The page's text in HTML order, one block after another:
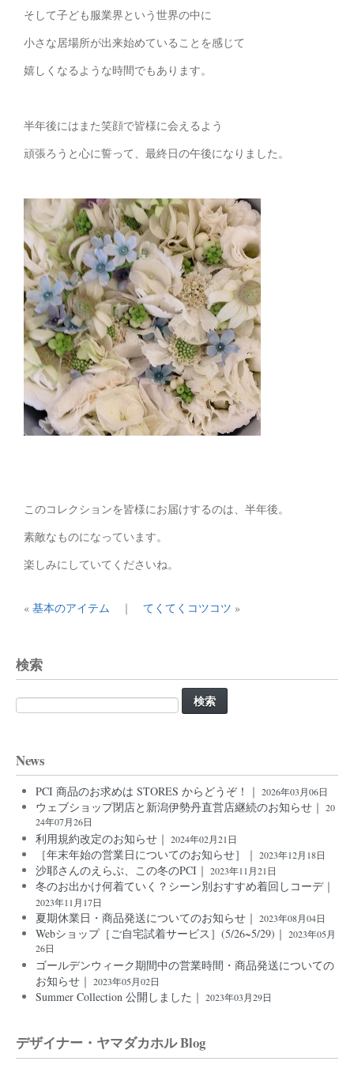
そして子ども服業界という世界の中に
小さな居場所が出来始めていることを感じて
嬉しくなるような時間でもあります。
半年後にはまた笑顔で皆様に会えるよう
頑張ろうと心に誓って、最終日の午後になりました。
このコレクションを皆様にお届けするのは、半年後。
素敵なものになっています。
楽しみにしていてくださいね。
« 基本のアイテム ｜ てくてくコツコツ »
検索
検
索:
News
PCI 商品のお求めは STORES からどうぞ！｜ 2026年03月06日
ウェブショップ閉店と新潟伊勢丹直営店継続のお知らせ｜ 20
24年07月26日
利用規約改定のお知らせ｜ 2024年02月21日
［年末年始の営業日についてのお知らせ］｜ 2023年12月18日
沙耶さんのえらぶ、この冬のPCI｜ 2023年11月21日
冬のお出かけ何着ていく？シーン別おすすめ着回しコーデ｜
2023年11月17日
夏期休業日・商品発送についてのお知らせ｜ 2023年08月04日
Webショップ［ご自宅試着サービス］(5/26~5/29)｜ 2023年05月
26日
ゴールデンウィーク期間中の営業時間・商品発送についての
お知らせ｜ 2023年05月02日
Summer Collection 公開しました｜ 2023年03月29日
デザイナー・ヤマダカホル Blog